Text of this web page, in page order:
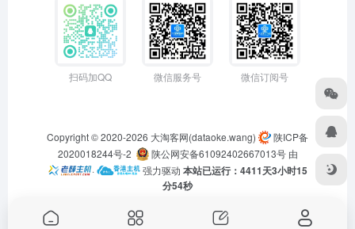
扫码加QQ 微信服务号 微信订阅号
Copyright © 2020-2026 大淘客网(dataoke.wang)
陕ICP备
2020018244号-2
陕公网安备61092402667013号由
·
强力驱动 本站已运行：4411天3小时15
分54秒